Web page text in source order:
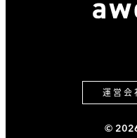
運 営 会
©